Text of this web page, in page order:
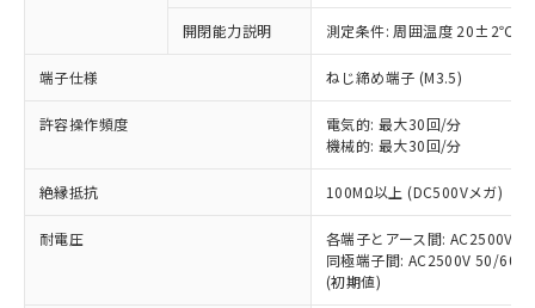
開閉能力説明 測定条件: 周囲温度 20±2℃、
端子仕様 ねじ締め端子 (M3.5)
許容操作頻度
電気的: 最大30回/分
機械的: 最大30回/分
絶縁抵抗 100MΩ以上 (DC500Vメガ)
耐電圧
各端子とアース間: AC2500V
同極端子間: AC2500V 50/
(初期値)
以下の条件をお読みいただき、同意のうえ
ご利用ください。
本サービスは、当社制御機器事業取扱
商品の当社在庫状況および標準価格
当社制御機器事業取扱商品の中には、
本サービスの対象外となる商品もある
ことをご了承ください。
在庫状況および標準価格照会結果は、
対応予定なし：EU RoHS指令（10物質）の
非含有に非対応の商品で、対応品を出す予
定はありません。
調査・確認中：EU RoHS指令（10物質）の
非含有の対応状況を調査中または確認中の
非該当品：ライセンス料など無形物で、有
害物質有無と関係のない商品です。
いたものが、含有品と判明した場合などや
むを得ず変更することがあります。
※1 中国RoHS○×表
「○」：最大均質材料含有率が中国RoHSの
基準値以下であることを示します。
「×」：最大均質材料含有率が中国RoHSの
基準値を超えていることを示します。
「－」：未確認です。当社販売部門へお問
当社は、これら貴社製品のうち、外国
為替および外国貿易法に定める商品